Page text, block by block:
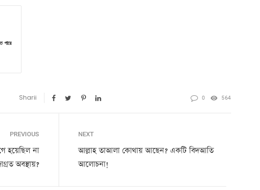
পারে
0 564
Sharii
PREVIOUS
হয়েছিল না
অবস্থায়?
NEXT
আল্লাহ তাআলা কোথায় আছেন? একটি বিদআতি
আলোচনা!